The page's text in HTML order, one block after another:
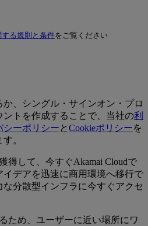
る規則と条件をご覧ください
、シングル・サインオン・プロ
トを作成することで、当社の利
シーポリシー と Cookieポリシーを
。
得して、今すぐAkamai Cloudで
デアを迅速に商用環境へ移行で
分散型インフラに今すぐアクセ
ため、ユーザーに近い場所にワ